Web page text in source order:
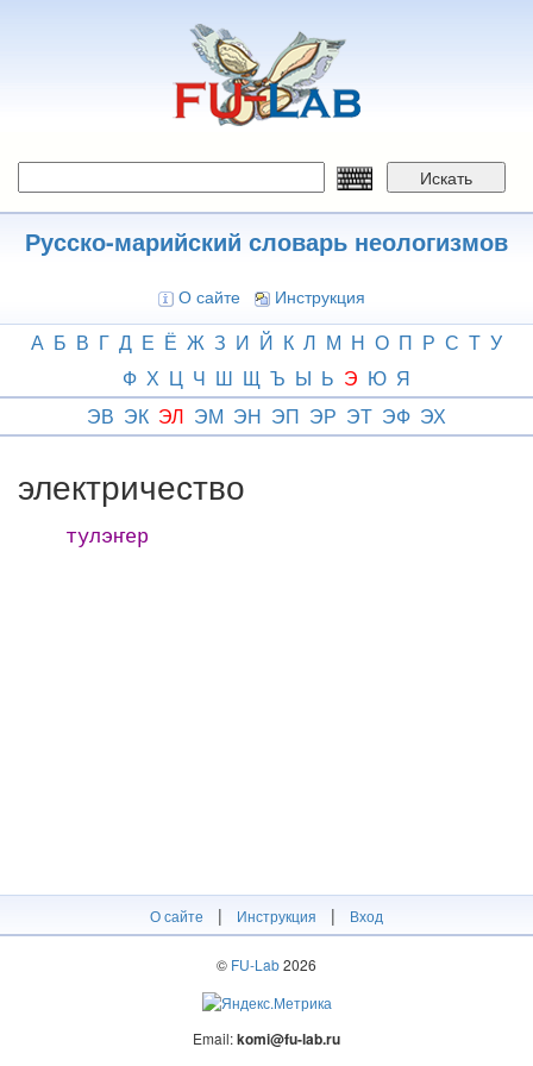
Искать
Русско-марийский словарь неологизмов
О сайте Инструкция
А Б В Г Д Е Ё Ж З И Й К Л М Н О П Р С Т У
Ф Х Ц Ч Ш Щ Ъ Ы Ь Э Ю Я
ЭВ ЭК ЭЛ ЭМ ЭН ЭП ЭР ЭТ ЭФ ЭХ
электричество
тулэҥер
О сайте | Инструкция | Вход
© FU-Lab2026
Email:komi@fu-lab.ru